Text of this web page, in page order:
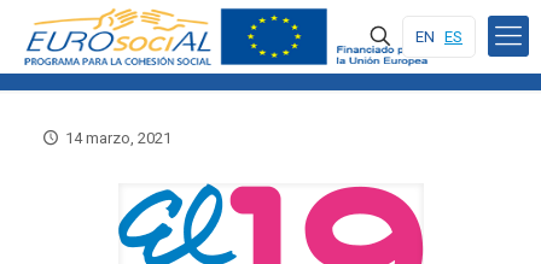
EN ES
14 marzo, 2021